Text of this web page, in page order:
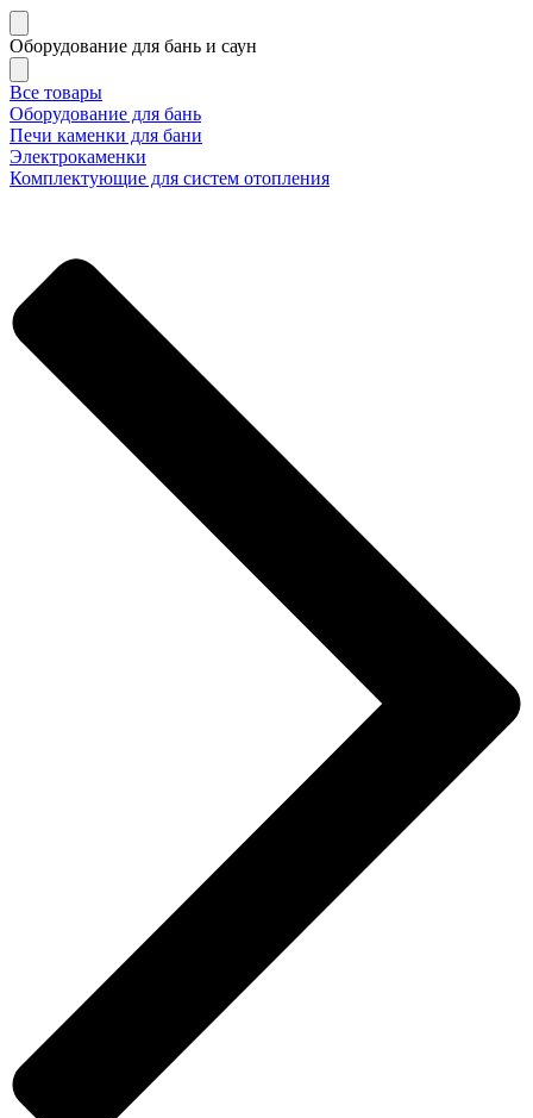
Оборудование для бань и саун
Все товары
Оборудование для бань
Печи каменки для бани
Электрокаменки
Комплектующие для систем отопления